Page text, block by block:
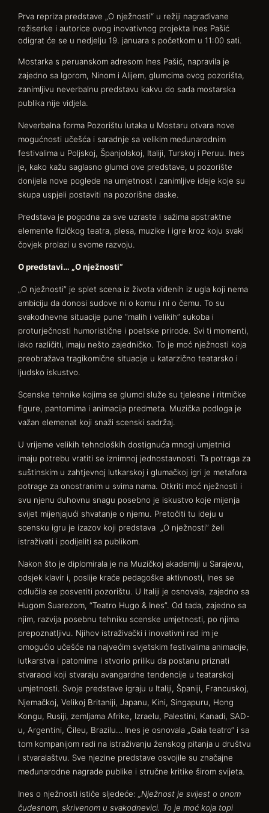
Prva repriza predstave „O nježnosti“ u režiji nagrađivane
režiserke i autorice ovog inovativnog projekta Ines Pašić
odigrat će se u nedjelju 19. januara s početkom u 11:00 sati.
Mostarka s peruanskom adresom Ines Pašić, napravila je
zajedno sa Igorom, Ninom i Alijem, glumcima ovog pozorišta,
zanimljivu neverbalnu predstavu kakvu do sada mostarska
publika nije vidjela.
Neverbalna forma Pozorištu lutaka u Mostaru otvara nove
mogućnosti učešća i saradnje sa velikim međunarodnim
festivalima u Poljskoj, Španjolskoj, Italiji, Turskoj i Peruu. Ines
je, kako kažu saglasno glumci ove predstave, u pozorište
donijela nove poglede na umjetnost i zanimljive ideje koje su
skupa uspjeli postaviti na pozorišne daske.
Predstava je pogodna za sve uzraste i sažima apstraktne
elemente fizičkog teatra, plesa, muzike i igre kroz koju svaki
čovjek prolazi u svome razvoju.
O predstavi… „O nježnosti“
„O nježnosti” je splet scena iz života viđenih iz ugla koji nema
ambiciju da donosi sudove ni o komu i ni o čemu. To su
svakodnevne situacije pune “malih i velikih” sukoba i
proturječnosti humoristične i poetske prirode. Svi ti momenti,
iako različiti, imaju nešto zajedničko. To je moć nježnosti koja
preobražava tragikomične situacije u katarzično teatarsko i
ljudsko iskustvo.
Scenske tehnike kojima se glumci služe su tjelesne i ritmičke
figure, pantomima i animacija predmeta. Muzička podloga je
važan elemenat koji snaži scenski sadržaj.
U vrijeme velikih tehnoloških dostignuća mnogi umjetnici
imaju potrebu vratiti se iznimnoj jednostavnosti. Ta potraga za
suštinskim u zahtjevnoj lutkarskoj i glumačkoj igri je metafora
potrage za onostranim u svima nama. Otkriti moć nježnosti i
svu njenu duhovnu snagu posebno je iskustvo koje mijenja
svijet mijenjajući shvatanje o njemu. Pretočiti tu ideju u
scensku igru je izazov koji predstava „O nježnosti” želi
istraživati i podijeliti sa publikom.
Nakon što je diplomirala je na Muzičkoj akademiji u Sarajevu,
odsjek klavir i, poslije kraće pedagoške aktivnosti, Ines se
odlučila se posvetiti pozorištu. U Italiji je osnovala, zajedno sa
Hugom Suarezom, “Teatro Hugo & Ines”. Od tada, zajedno sa
njim, razvija posebnu tehniku scenske umjetnosti, po njima
prepoznatljivu. Njihov istraživački i inovativni rad im je
omogućio učešće na najvećim svjetskim festivalima animacije,
lutkarstva i patomime i stvorio priliku da postanu priznati
stvaraoci koji stvaraju avangardne tendencije u teatarskoj
umjetnosti. Svoje predstave igraju u Italiji, Španiji, Francuskoj,
Njemačkoj, Velikoj Britaniji, Japanu, Kini, Singapuru, Hong
Kongu, Rusiji, zemljama Afrike, Izraelu, Palestini, Kanadi, SAD-
u, Argentini, Čileu, Brazilu… Ines je osnovala „Gaia teatro“ i sa
tom kompanijom radi na istraživanju ženskog pitanja u društvu
i stvaralaštvu. Sve njezine predstave osvojile su značajne
međunarodne nagrade publike i stručne kritike širom svijeta.
Ines o nježnosti ističe sljedeće: „Nježnost je svijest o onom
čudesnom, skrivenom u svakodnevici. To je moć koja topi